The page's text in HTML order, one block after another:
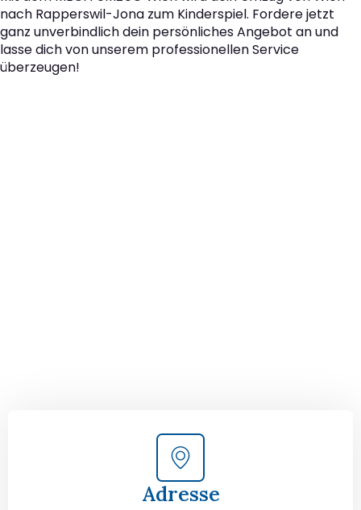
nach Rapperswil-Jona zum Kinderspiel. Fordere jetzt
ganz unverbindlich dein persönliches Angebot an und
lasse dich von unserem professionellen Service
überzeugen!
Adresse